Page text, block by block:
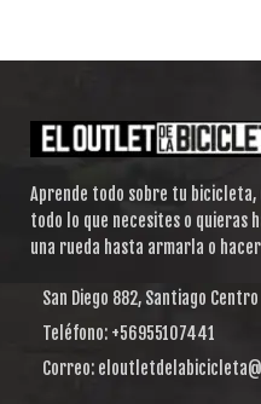
Aprende todo sobre tu
todo lo que necesites o quieras
una rueda hasta armarla o
San Diego 882, Santiago Centro
Teléfono: +56955107441
Correo: